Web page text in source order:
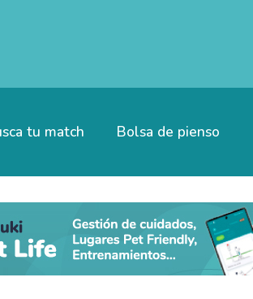
tu match Bolsa de pienso